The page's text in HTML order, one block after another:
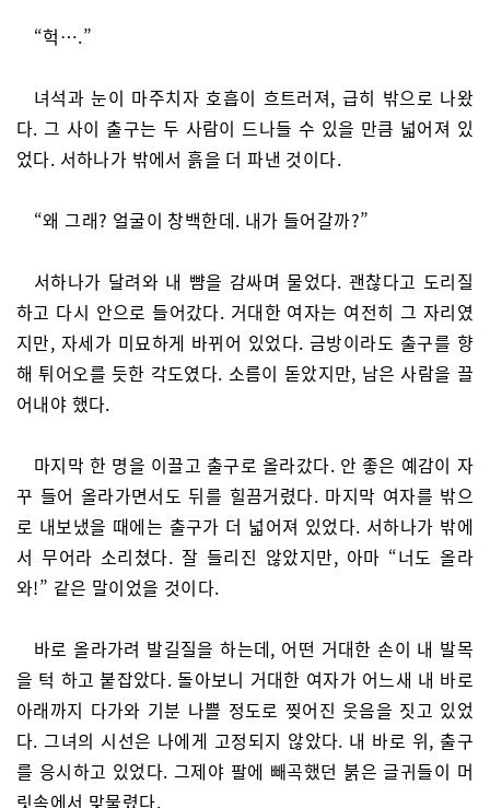
“헉….”
녀석과 눈이 마주치자 호흡이 흐트러져, 급히 밖으로 나왔
다. 그 사이 출구는 두 사람이 드나들 수 있을 만큼 넓어져 있
었다. 서하나가 밖에서 흙을 더 파낸 것이다.
“왜 그래? 얼굴이 창백한데. 내가 들어갈까?”
서하나가 달려와 내 뺨을 감싸며 물었다. 괜찮다고 도리질
하고 다시 안으로 들어갔다. 거대한 여자는 여전히 그 자리였
지만, 자세가 미묘하게 바뀌어 있었다. 금방이라도 출구를 향
해 튀어오를 듯한 각도였다. 소름이 돋았지만, 남은 사람을 끌
어내야 했다.
마지막 한 명을 이끌고 출구로 올라갔다. 안 좋은 예감이 자
꾸 들어 올라가면서도 뒤를 힐끔거렸다. 마지막 여자를 밖으
로 내보냈을 때에는 출구가 더 넓어져 있었다. 서하나가 밖에
서 무어라 소리쳤다. 잘 들리진 않았지만, 아마 “너도 올라
와!” 같은 말이었을 것이다.
바로 올라가려 발길질을 하는데, 어떤 거대한 손이 내 발목
을 턱 하고 붙잡았다. 돌아보니 거대한 여자가 어느새 내 바로
아래까지 다가와 기분 나쁠 정도로 찢어진 웃음을 짓고 있었
다. 그녀의 시선은 나에게 고정되지 않았다. 내 바로 위, 출구
를 응시하고 있었다. 그제야 팔에 빼곡했던 붉은 글귀들이 머
릿속에서 맞물렸다.